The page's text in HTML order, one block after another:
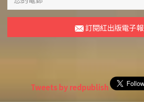
訂閱紅出版電子報
Tweets by redpublish